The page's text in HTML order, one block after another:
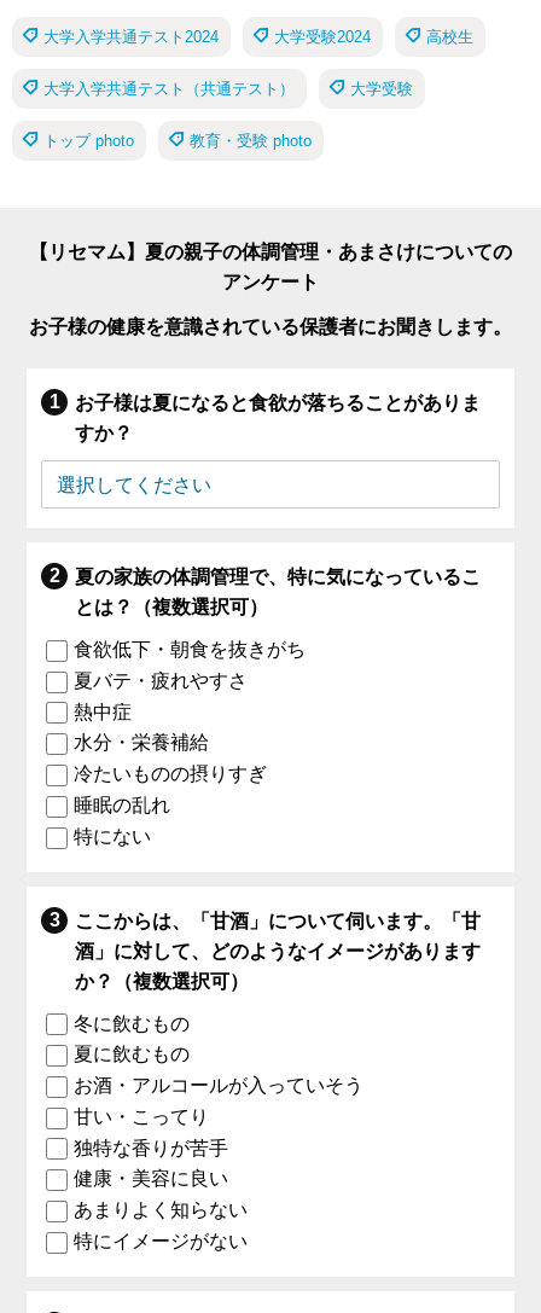
大学入学共通テスト2024 大学受験2024 高校生
大学入学共通テスト（共通テスト） 大学受験
トップ photo 教育・受験 photo
【リセマム】夏の親子の体調管理・あまさけについての
アンケート
お子様の健康を意識されている保護者にお聞きします。
お子様は夏になると食欲が落ちることがありま
すか？
夏の家族の体調管理で、特に気になっているこ
とは？（複数選択可）
食欲低下・朝食を抜きがち
夏バテ・疲れやすさ
熱中症
水分・栄養補給
冷たいものの摂りすぎ
睡眠の乱れ
特にない
ここからは、「甘酒」について伺います。「甘
酒」に対して、どのようなイメージがあります
か？（複数選択可）
冬に飲むもの
夏に飲むもの
お酒・アルコールが入っていそう
甘い・こってり
独特な香りが苦手
健康・美容に良い
あまりよく知らない
特にイメージがない